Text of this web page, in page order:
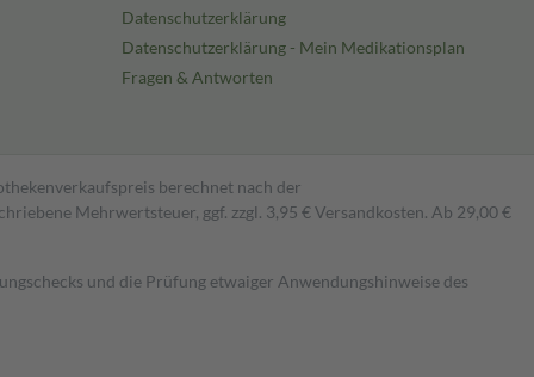
Datenschutzerklärung
Datenschutzerklärung - Mein Medikationsplan
Fragen & Antworten
berechnet nach der
Mehrwertsteuer, ggf. zzgl. 3,95 € Versandkosten. Ab 29,00 €
und die Prüfung etwaiger Anwendungshinweise des